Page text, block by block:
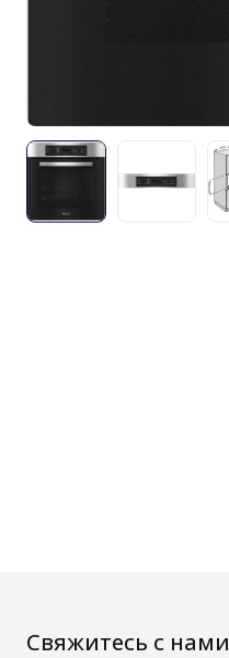
Свяжитесь с нами